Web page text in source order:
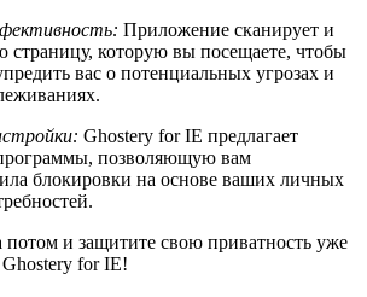
Приложение сканирует и
страницу, которую вы посещаете, чтобы
вас о потенциальных угрозах и
Ghostery for IE предлагает
позволяющую вам
блокировки на основе ваших личных
потом и защитите свою приватность уже
for IE!